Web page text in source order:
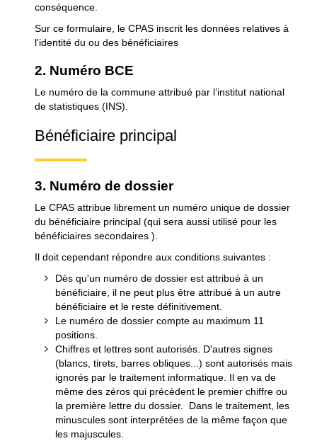
conséquence.
Sur ce formulaire, le CPAS inscrit les données relatives à
l'identité du ou des bénéficiaires
2. Numéro BCE
Le numéro de la commune attribué par l’institut national
de statistiques (INS).
Bénéficiaire principal
3. Numéro de dossier
Le CPAS attribue librement un numéro unique de dossier
du bénéficiaire principal (qui sera aussi utilisé pour les
bénéficiaires secondaires ).
Il doit cependant répondre aux conditions suivantes :
Dès qu'un numéro de dossier est attribué à un
bénéficiaire, il ne peut plus être attribué à un autre
bénéficiaire et le reste définitivement.
Le numéro de dossier compte au maximum 11
positions.
Chiffres et lettres sont autorisés. D'autres signes
(blancs, tirets, barres obliques...) sont autorisés mais
ignorés par le traitement informatique. Il en va de
même des zéros qui précèdent le premier chiffre ou
la première lettre du dossier. Dans le traitement, les
minuscules sont interprétées de la même façon que
les majuscules.